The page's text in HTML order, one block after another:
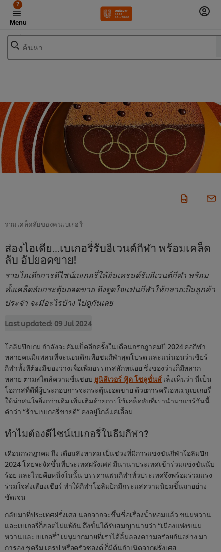
Menu
?
ค้นหา
รวมเคล็ดลับของคนเบเกอรี่
ส่องไอเดีย...เบเกอรี่รับอีเวนต์กีฬา พร้อมเคล็ด
ลับ อัปยอดขาย!
รวมไอเดียการดีไซน์เบเกอรี่ให้อินเทรนด์รับอีเวนต์กีฬา พร้อม
ทั้งเคล็ดลับกระตุ้นยอดขาย ดึงดูดใจแฟนกีฬาให้กลายเป็นลูกค้า
ประจำ จะมีอะไรบ้าง ไปดูกันเลย
Last updated: 09 Jul 2024
โอลิมปิกเกม กำลังจะคัมแบ็คอีกครั้งในเดือนกรกฎาคมปี 2024 คอกีฬา
หลายคนมีแพลนที่จะนอนดึกเพื่อชมกีฬาสุดโปรด และแน่นอนว่าเชียร์
กีฬาทั้งทีต้องมีของว่างเพื่อเพิ่มอรรถรสสักหน่อย ซึ่งของว่างก็มีหลาก
หลาย ตามสไตล์ความชื่นชอบ ยูนิลีเวอร์ ฟู้ด โซลูชั่นส์ เล็งเห็นว่า นี่เป็น
โอกาสที่ดีที่ผู้ประกอบการจะกระตุ้นยอดขาย ด้วยการครีเอทเมนูเบเกอรี่
ให้น่าสนใจยิ่งกว่าเดิม เพิ่มเติมด้วยการใช้เคล็ดลับที่เรานำมาแชร์วันนี้
คำว่า “ร้านเบเกอรี่ขายดี” คงอยู่ใกล้แค่เอื้อม
ทำไมต้องดีไซน์เบเกอรี่ในธีมกีฬา?
เดือนกรกฎาคม ถึง เดือนสิงหาคม เป็นช่วงที่มีการแข่งขันกีฬาโอลิมปิก
2024 โดยจะจัดขึ้นที่ประเทศฝรั่งเศส มีนานาประเทศเข้าร่วมแข่งขันนับ
ร้อย และไทยคือหนึ่งในนั้น บรรดาแฟนกีฬาทั่วประเทศจึงพร้อมร่วมแรง
ร่วมใจส่งเสียงเชียร์ ทำให้กีฬาโอลิมปิกมีกระแสความนิยมขึ้นมาอย่าง
ชัดเจน
กลับมาที่ประเทศฝรั่งเศส นอกจากจะขึ้นชื่อเรื่องน้ำหอมแล้ว ขนมหวาน
และเบเกอรี่ก็ฮอตไม่แพ้กัน ถึงขั้นได้รับสมญานามว่า “เมืองแห่งขนม
หวานและเบเกอรี่” เมนูมากมายที่เราได้ลิ้มลองความอร่อยกันอย่าง มา
การอง ชูครีม เครป หรือครัวซองต์ ก็มีต้นกำเนิดจากฝรั่งเศส